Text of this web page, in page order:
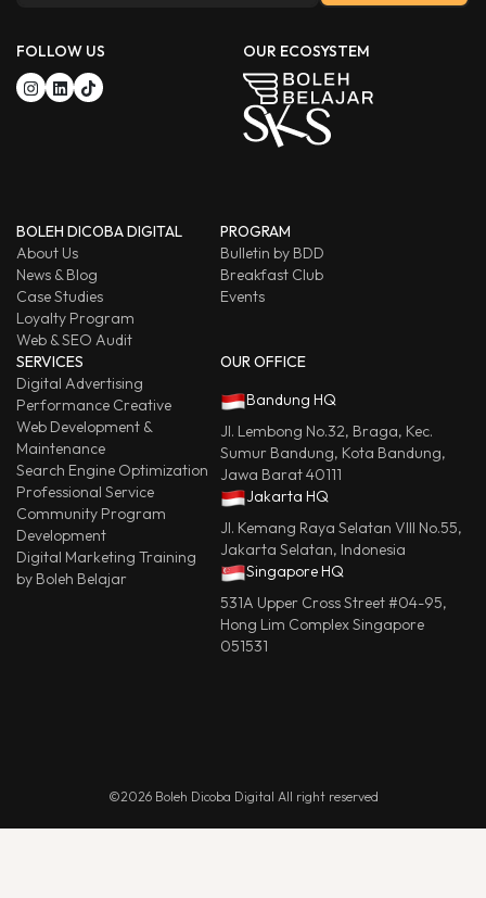
FOLLOW US OUR ECOSYSTEM
BOLEH DICOBA DIGITAL
About Us
News & Blog
Case Studies
Loyalty Program
Web & SEO Audit
PROGRAM
Bulletin by BDD
Breakfast Club
Events
SERVICES
Digital Advertising
Performance Creative
Web Development &
Maintenance
Search Engine Optimization
Professional Service
Community Program
Development
Digital Marketing Training
by Boleh Belajar
OUR OFFICE
Bandung HQ
Jl. Lembong No.32, Braga, Kec.
Sumur Bandung, Kota Bandung,
Jawa Barat 40111
Jakarta HQ
Jl. Kemang Raya Selatan VIII No.55,
Jakarta Selatan, Indonesia
Singapore HQ
531A Upper Cross Street #04-95,
Hong Lim Complex Singapore
051531
©2026 Boleh Dicoba Digital All right reserved